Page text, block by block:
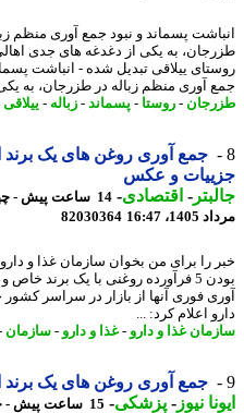
پسماند و نبود جمع آوری منظم زباله
به یکی از دغدغه های جدی اهالی این
ییلاقی تبدیل شده - انباشت پسماند و
آوری منظم زباله در طزرجان، به یکی از
-روستا-پسماند-زباله-ییلاقی-
جمع آوری روغن های یک برند از
و عکس
-اقتصادی-
16:47
82030364
را برای من بخوان سازمان غذا و دارو از
بودن 5 فرآورده روغنی با یک برند خاص و
فوری آنها از بازار در سراسر کشور
اعلام کرد: ...
غذا و دارو - غذا و دارو - سازمان -
جمع آوری روغن های یک برند از
نیوز-پزشکی-15 ساعت پیش - چهارشنبه 14 مرداد 1405، 15:36